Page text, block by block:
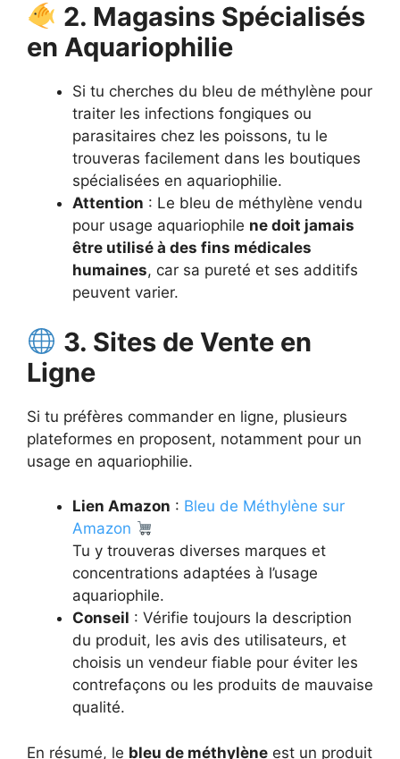
2. Magasins Spécialisés
en Aquariophilie
Si tu cherches du bleu de méthylène pour
traiter les infections fongiques ou
parasitaires chez les poissons, tu le
trouveras facilement dans les boutiques
spécialisées en aquariophilie.
Attention : Le bleu de méthylène vendu
pour usage aquariophile ne doit jamais
être utilisé à des fins médicales
humaines, car sa pureté et ses additifs
peuvent varier.
3. Sites de Vente en
Ligne
Si tu préfères commander en ligne, plusieurs
plateformes en proposent, notamment pour un
usage en aquariophilie.
Lien Amazon : Bleu de Méthylène sur
Amazon
Tu y trouveras diverses marques et
concentrations adaptées à l’usage
aquariophile.
Conseil : Vérifie toujours la description
du produit, les avis des utilisateurs, et
choisis un vendeur fiable pour éviter les
contrefaçons ou les produits de mauvaise
qualité.
En résumé, le bleu de méthylène est un produit